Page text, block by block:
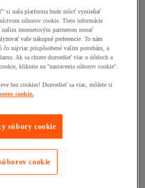
si naša platforma bude môcť vymieňať
súborov cookie. Tieto informácie
internetovým partnerom merať
vaše nákupné preferencie. To nám
najviac prispôsobené vašim potrebám, a
Ak sa chcete dozvedieť viac o účeloch a
kliknite na "nastavenia súborov cookie".
bez cookies! Dozvedieť sa viac, môžete si
cookie.
súbory cookie
cookie